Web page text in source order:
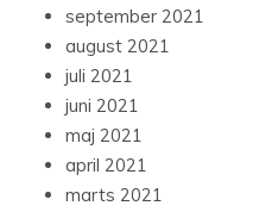
september 2021
august 2021
juli 2021
juni 2021
maj 2021
april 2021
marts 2021